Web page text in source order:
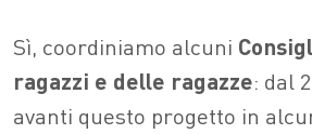
Sì, coordiniamo alcuni
ragazzi e delle ragazze: dal
avanti questo progetto in